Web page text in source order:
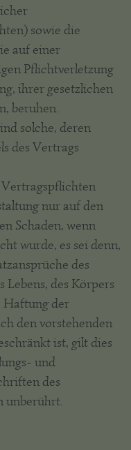
sowie die
auf einer
Pflichtverletzung
ihrer gesetzlichen
beruhen.
solche, deren
des Vertrags
nur auf den
Schaden, wenn
wurde, es sei denn,
des
Lebens, des Körpers
Haftung der
den vorstehenden
ist, gilt dies
und
des
unberührt.